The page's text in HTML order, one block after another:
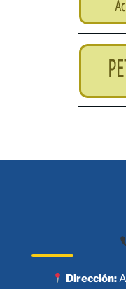
Dirección: